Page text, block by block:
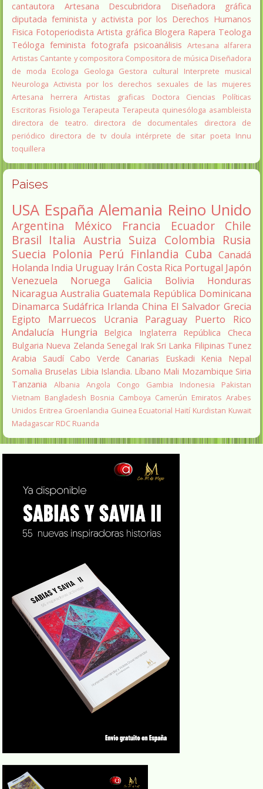
cantautora Artesana Descubridora
Diseñadora gráfica
diputada feminista y activista por los Derechos Humanos
Fisica Fotoperiodista Artista gráfica Blogera Rapera Teologa
Teóloga feminista fotografa psicoanálisis Artesana alfarera
Artistas Cantante y compositora Compositora de música Diseñadora
de moda
Ecologa Geologa Gestora cultural
Interprete musical
Neurologa Activista por los derechos sexuales de las mujeres
Artesana herrera
Artistas graficas
Doctora Ciencias Políticas
Escritoras Fisiologa Terapeuta Terapeuta quinesóloga asambleista
directora de teatro.
directora de documentales
directora de
periódico directora de tv doula intérprete de sitar poeta Innu
toquillera
Paises
USA España Alemania Reino Unido
Argentina México Francia Ecuador
Chile
Brasil Italia Austria Suiza Colombia Rusia
Suecia Polonia Perú Finlandia Cuba Canadá
Holanda India Uruguay Irán Costa Rica Portugal Japón
Venezuela
Noruega Galicia Bolivia
Honduras
Nicaragua Australia Guatemala República Dominicana
Dinamarca Sudáfrica Irlanda China El Salvador Grecia
Egipto
Marruecos Ucrania Paraguay
Puerto Rico
Andalucía
Hungria Belgica Inglaterra
República Checa
Bulgaria Nueva Zelanda Senegal Irak Sri Lanka Filipinas Tunez
Arabia Saudí Cabo Verde Canarias Euskadi Kenia
Nepal
Somalia Bruselas Libia Islandia. Líbano Mali Mozambique Siria
Tanzania
Albania Angola Congo Gambia Indonesia
Pakistan
Vietnam Bangladesh Bosnia Camboya Camerún Emiratos Arabes
Unidos Eritrea Groenlandia Guinea Ecuatorial Haití Kurdistan Kuwait
Madagascar RDC Ruanda